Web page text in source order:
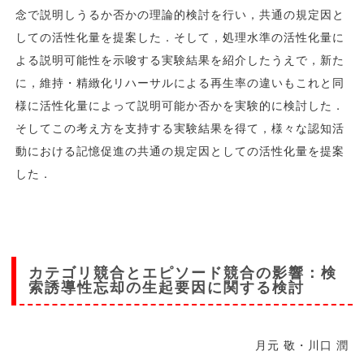
念で説明しうるか否かの理論的検討を行い，共通の規定因と
しての活性化量を提案した．そして，処理水準の活性化量に
よる説明可能性を示唆する実験結果を紹介したうえで，新た
に，維持・精緻化リハーサルによる再生率の違いもこれと同
様に活性化量によって説明可能か否かを実験的に検討した．
そしてこの考え方を支持する実験結果を得て，様々な認知活
動における記憶促進の共通の規定因としての活性化量を提案
した．
カテゴリ競合とエピソード競合の影響：検
索誘導性忘却の生起要因に関する検討
月元 敬・川口 潤